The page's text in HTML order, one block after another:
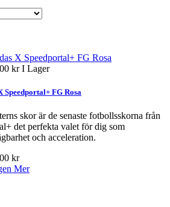
krI Lager
Speedportal+ FG Rosa
skor är de senaste fotbollsskorna från
det perfekta valet för dig som
och acceleration.
kr
Mer